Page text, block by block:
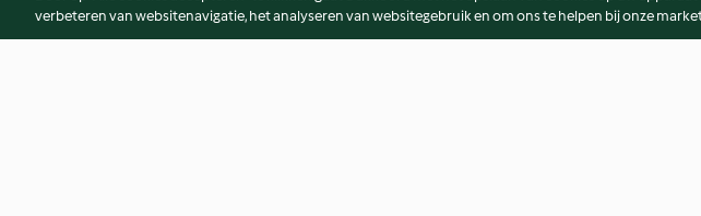
verbeteren van websitenavigatie, het analyseren van websitegebruik en om ons te helpen bij onze